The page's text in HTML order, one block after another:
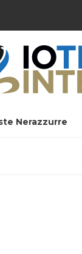
Nerazzurre